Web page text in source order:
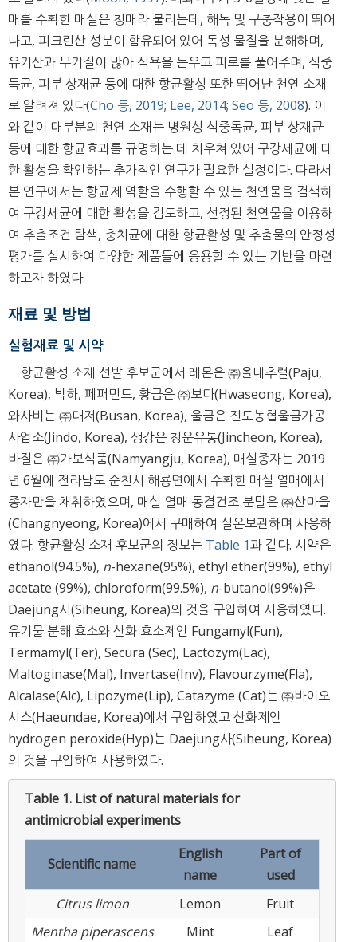
매를 수확한 매실은 청매라 불리는데, 해독 및 구충작용이 뛰어
나고, 피크린산 성분이 함유되어 있어 독성 물질을 분해하며,
유기산과 무기질이 많아 식욕을 돋우고 피로를 풀어주며, 식중
독균, 피부 상재균 등에 대한 항균활성 또한 뛰어난 천연 소재
로 알려져 있다(Cho 등, 2019; Lee, 2014; Seo 등, 2008). 이
와 같이 대부분의 천연 소재는 병원성 식중독균, 피부 상재균
등에 대한 항균효과를 규명하는 데 치우쳐 있어 구강세균에 대
한 활성을 확인하는 추가적인 연구가 필요한 실정이다. 따라서
본 연구에서는 항균제 역할을 수행할 수 있는 천연물을 검색하
여 구강세균에 대한 활성을 검토하고, 선정된 천연물을 이용하
여 추출조건 탐색, 충치균에 대한 항균활성 및 추출물의 안정성
평가를 실시하여 다양한 제품들에 응용할 수 있는 기반을 마련
하고자 하였다.
재료 및 방법
실험재료 및 시약
항균활성 소재 선발 후보군에서 레몬은 ㈜올내추럴(Paju,
Korea), 박하, 페퍼민트, 황금은 ㈜보다(Hwaseong, Korea),
와사비는 ㈜대저(Busan, Korea), 울금은 진도농협울금가공
사업소(Jindo, Korea), 생강은 청운유통(Jincheon, Korea),
바질은 ㈜가보식품(Namyangju, Korea), 매실종자는 2019
년 6월에 전라남도 순천시 해룡면에서 수확한 매실 열매에서
종자만을 채취하였으며, 매실 열매 동결건조 분말은 ㈜산마을
(Changnyeong, Korea)에서 구매하여 실온보관하며 사용하
였다. 항균활성 소재 후보군의 정보는 Table 1과 같다. 시약은
ethanol(94.5%), n-hexane(95%), ethyl ether(99%), ethyl
acetate (99%), chloroform(99.5%), n-butanol(99%)은
Daejung사(Siheung, Korea)의 것을 구입하여 사용하였다.
유기물 분해 효소와 산화 효소제인 Fungamyl(Fun),
Termamyl(Ter), Secura (Sec), Lactozym(Lac),
Maltoginase(Mal), Invertase(Inv), Flavourzyme(Fla),
Alcalase(Alc), Lipozyme(Lip), Catazyme (Cat)는 ㈜바이오
시스(Haeundae, Korea)에서 구입하였고 산화제인
hydrogen peroxide(Hyp)는 Daejung사(Siheung, Korea)
의 것을 구입하여 사용하였다.
Table 1. List of natural materials for
antimicrobial experiments
Scientific name
English
name
Part of
used
Citrus limon
Lemon
Fruit
Mentha piperascens
Mint
Leaf